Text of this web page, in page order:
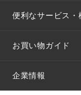
便利なサービス・
お買い物ガイド
企業情報